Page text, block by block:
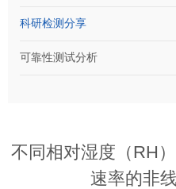
科研检测分享
可靠性测试分析
不同相对湿度（RH
速率的非